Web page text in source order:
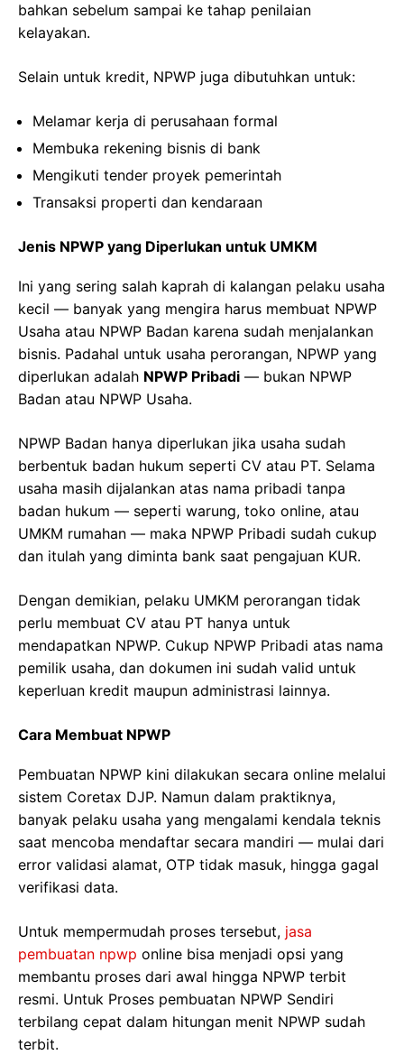
bahkan sebelum sampai ke tahap penilaian
kelayakan.
Selain untuk kredit, NPWP juga dibutuhkan untuk:
Melamar kerja di perusahaan formal
Membuka rekening bisnis di bank
Mengikuti tender proyek pemerintah
Transaksi properti dan kendaraan
Jenis NPWP yang Diperlukan untuk UMKM
Ini yang sering salah kaprah di kalangan pelaku usaha
kecil — banyak yang mengira harus membuat NPWP
Usaha atau NPWP Badan karena sudah menjalankan
bisnis. Padahal untuk usaha perorangan, NPWP yang
diperlukan adalah NPWP Pribadi — bukan NPWP
Badan atau NPWP Usaha.
NPWP Badan hanya diperlukan jika usaha sudah
berbentuk badan hukum seperti CV atau PT. Selama
usaha masih dijalankan atas nama pribadi tanpa
badan hukum — seperti warung, toko online, atau
UMKM rumahan — maka NPWP Pribadi sudah cukup
dan itulah yang diminta bank saat pengajuan KUR.
Dengan demikian, pelaku UMKM perorangan tidak
perlu membuat CV atau PT hanya untuk
mendapatkan NPWP. Cukup NPWP Pribadi atas nama
pemilik usaha, dan dokumen ini sudah valid untuk
keperluan kredit maupun administrasi lainnya.
Cara Membuat NPWP
Pembuatan NPWP kini dilakukan secara online melalui
sistem Coretax DJP. Namun dalam praktiknya,
banyak pelaku usaha yang mengalami kendala teknis
saat mencoba mendaftar secara mandiri — mulai dari
error validasi alamat, OTP tidak masuk, hingga gagal
verifikasi data.
Untuk mempermudah proses tersebut, jasa
pembuatan npwp online bisa menjadi opsi yang
membantu proses dari awal hingga NPWP terbit
resmi. Untuk Proses pembuatan NPWP Sendiri
terbilang cepat dalam hitungan menit NPWP sudah
terbit.